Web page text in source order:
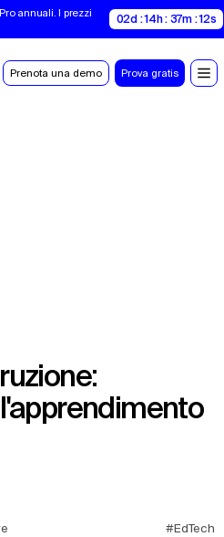
annuali. I prezzi
02d : 14h : 37m : 11s
Prenota una demo Prova gratis
#EdTech